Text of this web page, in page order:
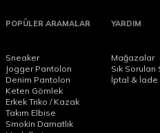
alan modeller; sade çizgiler,
ürün, doğru alt giyim ve
seçimi ile çok daha özenli bir
POPÜLER ARAMALAR
Sneaker
Jogger Pantolon
Denim Pantolon
Keten Gömlek
Erkek Triko / Kazak
Takım Elbise
Smokin Damatlık
YARDIM
Mağazalar
Sık Sorulan
İptal & İade